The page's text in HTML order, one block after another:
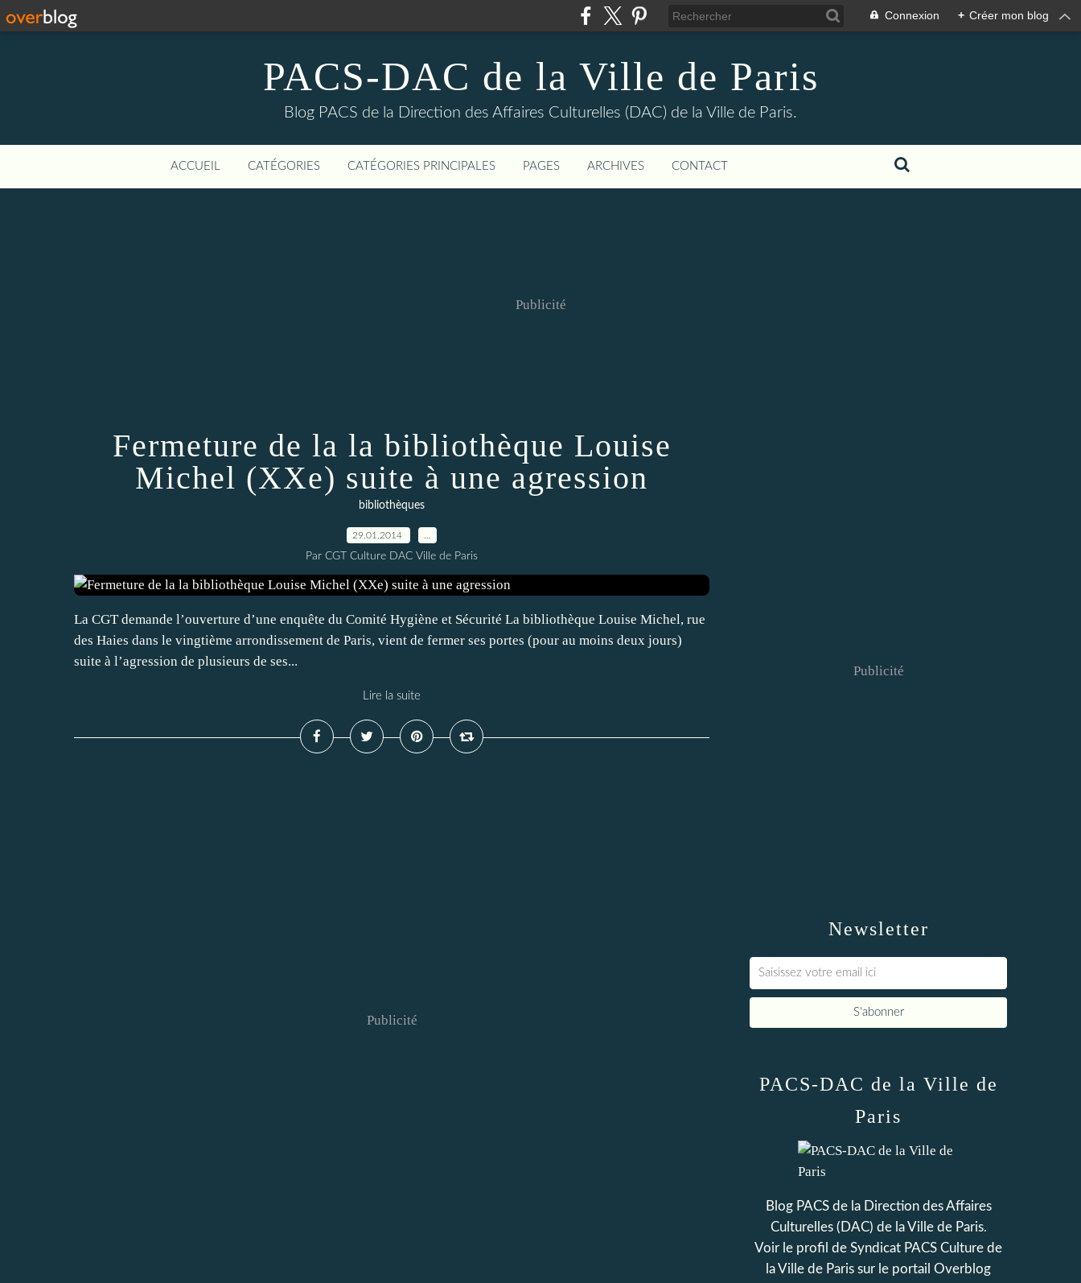
Connexion + Créer mon blog
PACS-DAC de la Ville de Paris
Blog PACS de la Direction des Affaires Culturelles (DAC) de la Ville de Paris.
ACCUEIL CATÉGORIES CATÉGORIES PRINCIPALES PAGES ARCHIVES CONTACT
Publicité
Fermeture de la la bibliothèque Louise
Michel (XXe) suite à une agression
bibliothèques
29.01.2014
Par CGT Culture DAC Ville de Paris
La CGT demande l’ouverture d’une enquête du Comité Hygiène et Sécurité La bibliothèque Louise Michel, rue
des Haies dans le vingtième arrondissement de Paris, vient de fermer ses portes (pour au moins deux jours)
suite à l’agression de plusieurs de ses...
Lire la suite
Publicité
Newsletter
Publicité
PACS-DAC de la Ville de
Paris
Blog PACS de la Direction des Affaires
Culturelles (DAC) de la Ville de Paris.
Voir le profil de Syndicat PACS Culture de
la Ville de Paris sur le portail Overblog